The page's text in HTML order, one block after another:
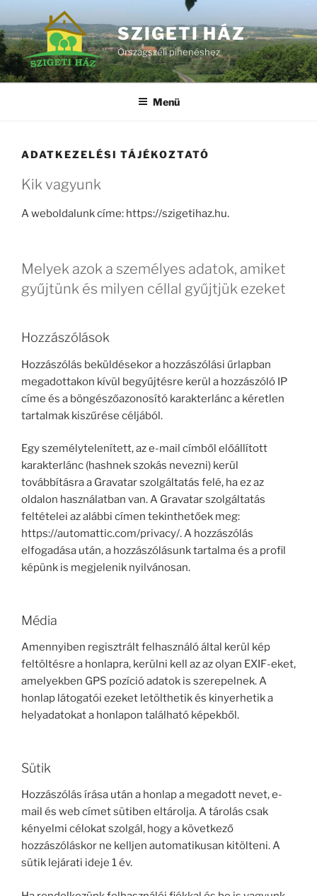
Inhalt
springen
SZIGETI HÁZ
Országszéli pihenéshez
Menü
ADATKEZELÉSI TÁJÉKOZTATÓ
Kik vagyunk
A weboldalunk címe: https://szigetihaz.hu.
Melyek azok a személyes adatok, amiket
gyűjtünk és milyen céllal gyűjtjük ezeket
Hozzászólások
Hozzászólás beküldésekor a hozzászólási űrlapban
megadottakon kívül begyűjtésre kerül a hozzászóló IP
címe és a böngészőazonosító karakterlánc a kéretlen
tartalmak kiszűrése céljából.
Egy személytelenített, az e-mail címből előállított
karakterlánc (hashnek szokás nevezni) kerül
továbbításra a Gravatar szolgáltatás felé, ha ez az
oldalon használatban van. A Gravatar szolgáltatás
feltételei az alábbi címen tekinthetőek meg:
https://automattic.com/privacy/. A hozzászólás
elfogadása után, a hozzászólásunk tartalma és a profil
képünk is megjelenik nyilvánosan.
Média
Amennyiben regisztrált felhasználó által kerül kép
feltöltésre a honlapra, kerülni kell az az olyan EXIF-eket,
amelyekben GPS pozíció adatok is szerepelnek. A
honlap látogatói ezeket letölthetik és kinyerhetik a
helyadatokat a honlapon található képekből.
Sütik
Hozzászólás írása után a honlap a megadott nevet, e-
mail és web címet sütiben eltárolja. A tárolás csak
kényelmi célokat szolgál, hogy a következő
hozzászóláskor ne kelljen automatikusan kitölteni. A
sütik lejárati ideje 1 év.